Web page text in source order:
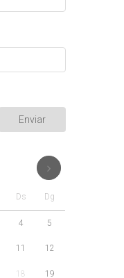
Ds Dg
4 5
11 12
18 19